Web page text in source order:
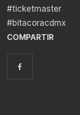
#ticketmaster
#bitacoracdmx
COMPARTIR